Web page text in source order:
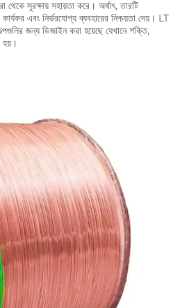
থেকে সুরক্ষায় সহায়তা করে। অর্থাৎ, তারটি
এবং নির্ভরযোগ্য ব্যবহারের নিশ্চয়তা দেয়। LT
জন্য ডিজাইন করা হয়েছে যেখানে শক্তি,
হয়।